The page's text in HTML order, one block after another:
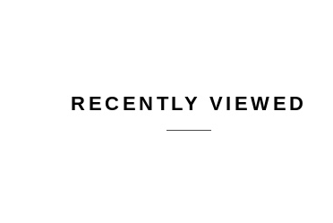
RECENTLY VIEWED